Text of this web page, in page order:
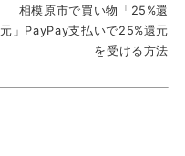
相模原市で買い物「25%還
元」PayPay支払いで25%還元
を受ける方法